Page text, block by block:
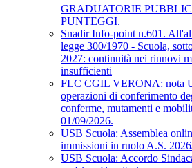
GRADUATORIE
PUNTEGGI.
Snadir Info-point n.601.
legge 300/1970 - Scuola,
2027: continuità nei rinnovi
insufficienti
FLC CGIL VERONA: nota
operazioni di conferimento
conferme, mutamenti e
01/09/2026.
USB Scuola: Assemblea
immissioni in ruolo A.S.
USB Scuola: Accordo